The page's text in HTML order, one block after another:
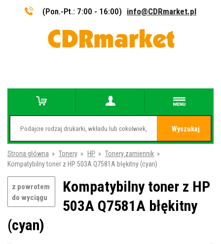
(Pon.-Pt.: 7:00 - 16:00) info@CDRmarket.pl
Wyszukaj
Strona główna » Tonery » HP » Tonery zamiennik »
Kompatybilny toner z HP 503A Q7581A błękitny (cyan)
z powrotem
do wyciągu
Kompatybilny toner z HP
503A Q7581A błękitny
(cyan)